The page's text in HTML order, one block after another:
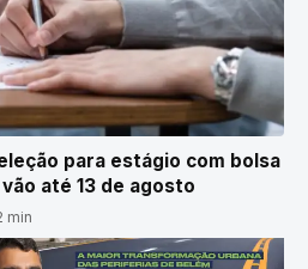
para estágio com bolsa
até 13 de agosto
min